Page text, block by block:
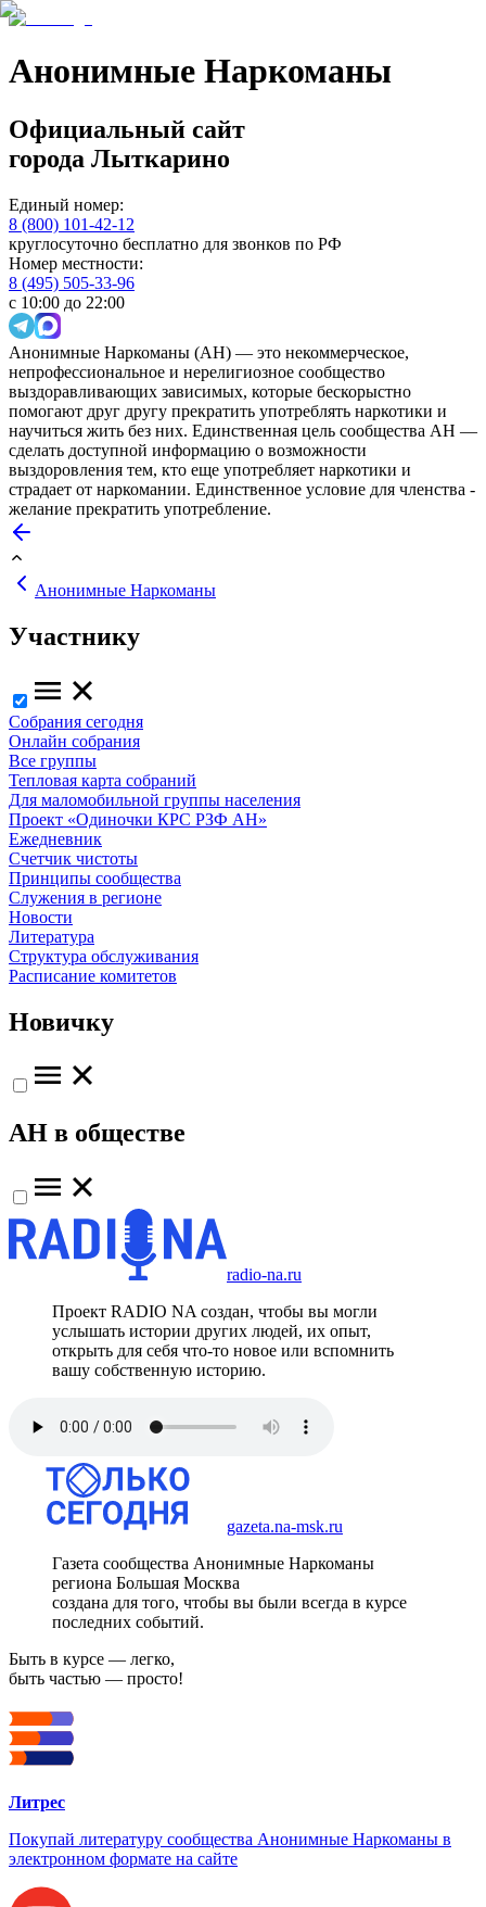
Анонимные Наркоманы
Официальный сайт
города Лыткарино
Единый номер:
8 (800) 101-42-12
круглосуточно бесплатно для звонков по РФ
Номер местности:
8 (495) 505-33-96
с 10:00 до 22:00
Анонимные Наркоманы (АН) — это некоммерческое,
непрофессиональное и нерелигиозное сообщество
выздоравливающих зависимых, которые бескорыстно
помогают друг другу прекратить употреблять наркотики и
научиться жить без них. Единственная цель сообщества АН —
сделать доступной информацию о возможности
выздоровления тем, кто еще употребляет наркотики и
страдает от наркомании. Единственное условие для членства -
желание прекратить употребление.
Анонимные Наркоманы
Участнику
Собрания сегодня
Онлайн собрания
Все группы
Тепловая карта собраний
Для маломобильной группы населения
Проект «Одиночки КРС РЗФ АН»
Ежедневник
Счетчик чистоты
Принципы сообщества
Служения в регионе
Новости
Литература
Структура обслуживания
Расписание комитетов
Новичку
АН в обществе
radio-na.ru
Проект RADIO NA создан, чтобы вы могли
услышать истории других людей, их опыт,
открыть для себя что-то новое или вспомнить
вашу собственную историю.
gazeta.na-msk.ru
Газета сообщества Анонимные Наркоманы
региона Большая Москва
создана для того, чтобы вы были всегда в курсе
последних событий.
Быть в курсе — легко,
быть частью — просто!
Литрес
Покупай литературу сообщества Анонимные Наркоманы в
электронном формате на сайте